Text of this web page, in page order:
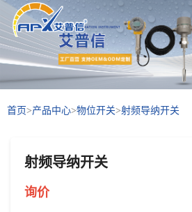
首页>产品中心>物位开关>射频导纳开关
射频导纳开关
询价